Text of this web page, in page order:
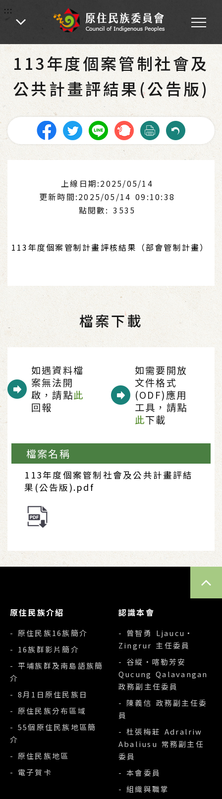
:::
:::
首頁 認識本會
113年度個案管制社會及
公共計畫評結果(公告版)
上線日期:2025/05/14
更新時間:2025/05/14 09:10:38
點閱數: 3535
113年度個案管制計畫評核結果（部會管制計畫）
檔案下載
如遇資料檔
案無法開
啟，請點此
回報
如需要開放
文件格式
(ODF)應用
工具，請點
此下載
檔案名稱
113年度個案管制社會及公共計畫評結
果(公告版).pdf
原住民族介紹
- 原住民族16族簡介
- 16族群影片簡介
- 平埔族群及南島語族簡
介
- 8月1日原住民族日
- 原住民族分布區域
- 55個原住民族地區簡
介
- 原住民族地區
- 電子賀卡
認識本會
- 曾智勇 Ljaucu‧
Zingrur 主任委員
- 谷縱‧喀勒芳安
Qucung Qalavangan
政務副主任委員
- 陳義信 政務副主任委
員
- 杜張梅莊 Adralriw
Abaliusu 常務副主任
委員
- 本會委員
- 組織與職掌